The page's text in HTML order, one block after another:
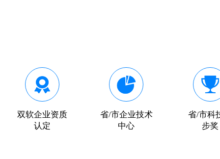
双软企业资质
认定
省/市企业技术
中心
省/市科
步奖